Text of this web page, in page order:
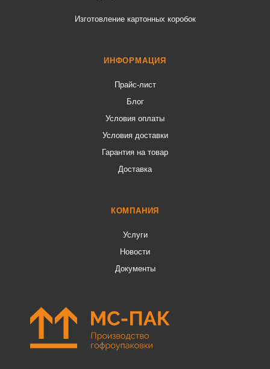
Изготовление картонных коробок
ИНФОРМАЦИЯ
Прайс-лист
Блог
Условия оплаты
Условия доставки
Гарантия на товар
Доставка
КОМПАНИЯ
Услуги
Новости
Документы